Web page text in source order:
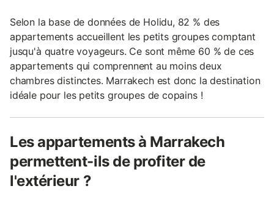
Selon la base de données de Holidu, 82 % des
appartements accueillent les petits groupes comptant
jusqu'à quatre voyageurs. Ce sont même 60 % de ces
appartements qui comprennent au moins deux
chambres distinctes. Marrakech est donc la destination
idéale pour les petits groupes de copains !
Les appartements à Marrakech
permettent-ils de profiter de
l'extérieur ?